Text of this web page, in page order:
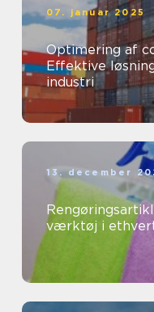
07. januar 2025
Optimering af
Effektive
industri
13. december
værktøj i